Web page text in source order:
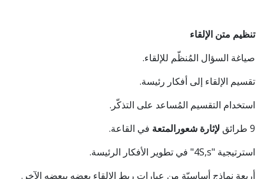
تنظيم متن الإلقاء
صياغة السؤال المُنظّم للإلقاء.
تقسيم الإلقاء إلى أفكار رئيسة.
استخدام التقسيم المُساعد على التذكّر.
9 طرائق
لإثارة شعورالمتعة في القاعة.
استرتيجية "4S,s" في تطوير الأفكار الرئيسة.
أربعة نماذج أساسيّة من عبارات ربط الإلقاء بعضه ببعضه الآخر.